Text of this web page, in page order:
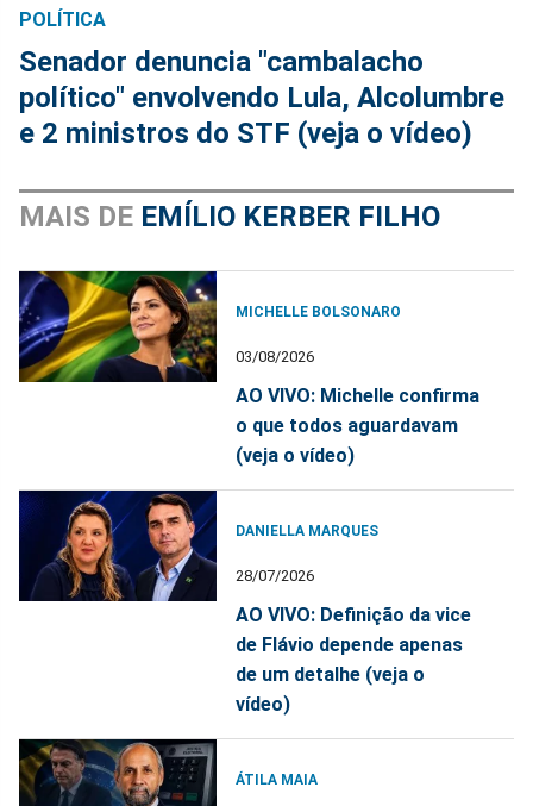
POLÍTICA
Senador denuncia "cambalacho
político" envolvendo Lula, Alcolumbre
e 2 ministros do STF (veja o vídeo)
MAIS DE EMÍLIO KERBER FILHO
MICHELLE BOLSONARO
03/08/2026
AO VIVO: Michelle confirma
o que todos aguardavam
(veja o vídeo)
DANIELLA MARQUES
28/07/2026
AO VIVO: Definição da vice
de Flávio depende apenas
de um detalhe (veja o
vídeo)
ÁTILA MAIA